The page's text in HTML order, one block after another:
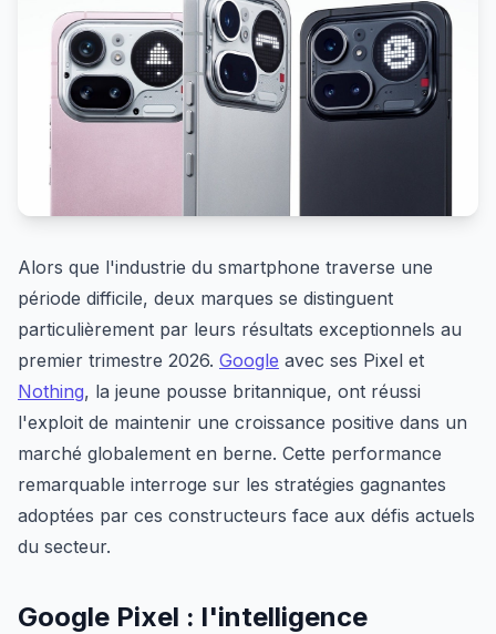
Alors que l'industrie du smartphone traverse une
période difficile, deux marques se distinguent
particulièrement par leurs résultats exceptionnels au
premier trimestre 2026. Google avec ses Pixel et
Nothing, la jeune pousse britannique, ont réussi
l'exploit de maintenir une croissance positive dans un
marché globalement en berne. Cette performance
remarquable interroge sur les stratégies gagnantes
adoptées par ces constructeurs face aux défis actuels
du secteur.
Google Pixel : l'intelligence